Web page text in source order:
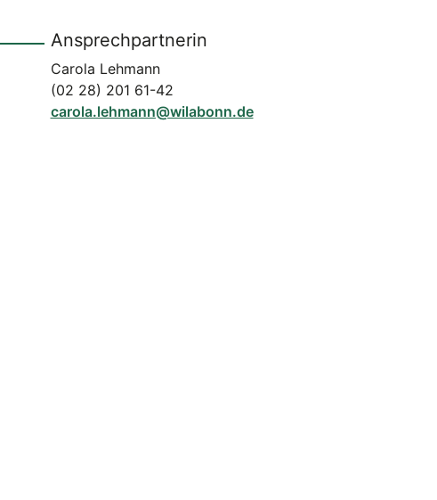
Ansprechpartnerin
Carola Lehmann
(02 28) 201 61-42
carola.lehmann@wilabonn.de